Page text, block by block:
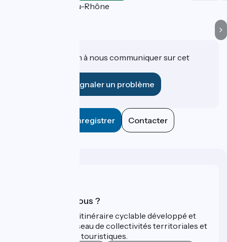
Châteauneuf-du-Rhône
Une information à nous communiquer sur cet
Signaler un problème
Enregistrer Contacter
Qui sommes-nous ?
ViaRhôna est un itinéraire cyclable développé et
promu par un réseau de collectivités territoriales et
leurs institutions touristiques.